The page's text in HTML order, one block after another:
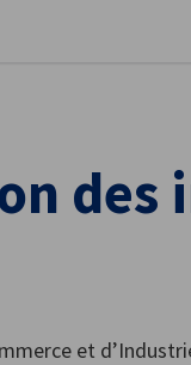
des
et